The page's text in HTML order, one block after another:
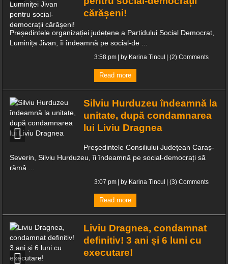
29 de percheziții, 6 rețineri, alcool și țigări confiscate
Toleranță zero la fapte reprobabile din industria ospitalității – comisarii
Spre deosebire de politicieni clericii când promit, chiar fac!
Știința din spatele îmbrăcămintei de compresie pentru alergare
cărășeni!
Președintele organizației județene a Partidului Social Democrat,
Luminița Jivan, îi îndeamnă pe social-de ...
3:58 pm | by Karina Tincul (2) Comments
Read more
Silviu Hurduzeu îndeamnă la
unitate, după condamnarea
lui Liviu Dragnea
Președintele Consiliului Județean Caraș-
Severin, Silviu Hurduzeu, îi îndeamnă pe social-democrați să
rămâ ...
3:07 pm | by Karina Tincul (3) Comments
Read more
Liviu Dragnea, condamnat
definitiv! 3 ani și 6 luni cu
executare!